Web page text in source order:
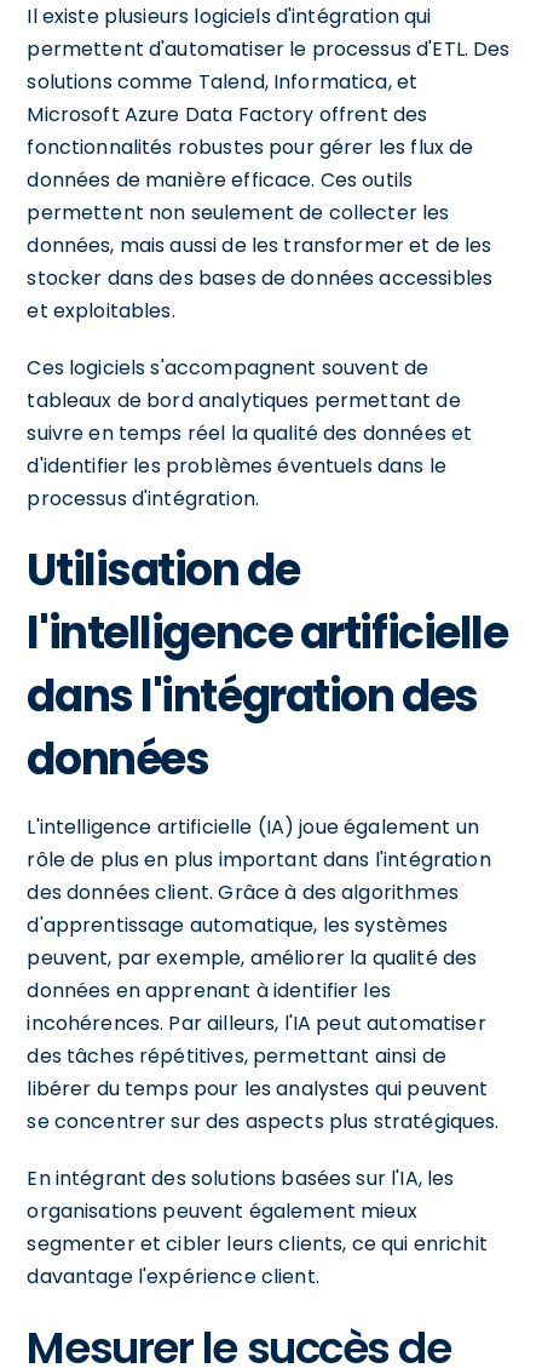
Il existe plusieurs logiciels d'intégration qui
permettent d'automatiser le processus d'ETL. Des
solutions comme Talend, Informatica, et
Microsoft Azure Data Factory offrent des
fonctionnalités robustes pour gérer les flux de
données de manière efficace. Ces outils
permettent non seulement de collecter les
données, mais aussi de les transformer et de les
stocker dans des bases de données accessibles
et exploitables.
Ces logiciels s'accompagnent souvent de
tableaux de bord analytiques permettant de
suivre en temps réel la qualité des données et
d'identifier les problèmes éventuels dans le
processus d'intégration.
Utilisation de
l'intelligence artificielle
dans l'intégration des
données
L'intelligence artificielle (IA) joue également un
rôle de plus en plus important dans l'intégration
des données client. Grâce à des algorithmes
d'apprentissage automatique, les systèmes
peuvent, par exemple, améliorer la qualité des
données en apprenant à identifier les
incohérences. Par ailleurs, l'IA peut automatiser
des tâches répétitives, permettant ainsi de
libérer du temps pour les analystes qui peuvent
se concentrer sur des aspects plus stratégiques.
En intégrant des solutions basées sur l'IA, les
organisations peuvent également mieux
segmenter et cibler leurs clients, ce qui enrichit
davantage l'expérience client.
Mesurer le succès de